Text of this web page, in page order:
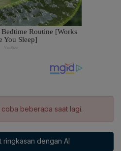
beberapa saat lagi.
ringkasan dengan AI